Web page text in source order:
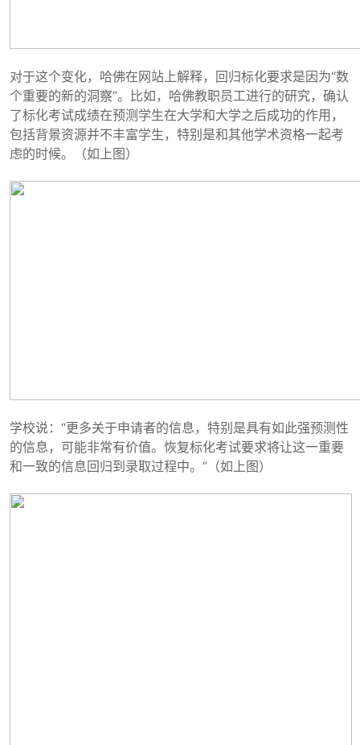
对于这个变化，哈佛在网站上解释，回归标化要求是因为“数
个重要的新的洞察”。比如，哈佛教职员工进行的研究，确认
了标化考试成绩在预测学生在大学和大学之后成功的作用，
包括背景资源并不丰富学生，特别是和其他学术资格一起考
虑的时候。（如上图）
学校说：“更多关于申请者的信息，特别是具有如此强预测性
的信息，可能非常有价值。恢复标化考试要求将让这一重要
和一致的信息回归到录取过程中。”（如上图）